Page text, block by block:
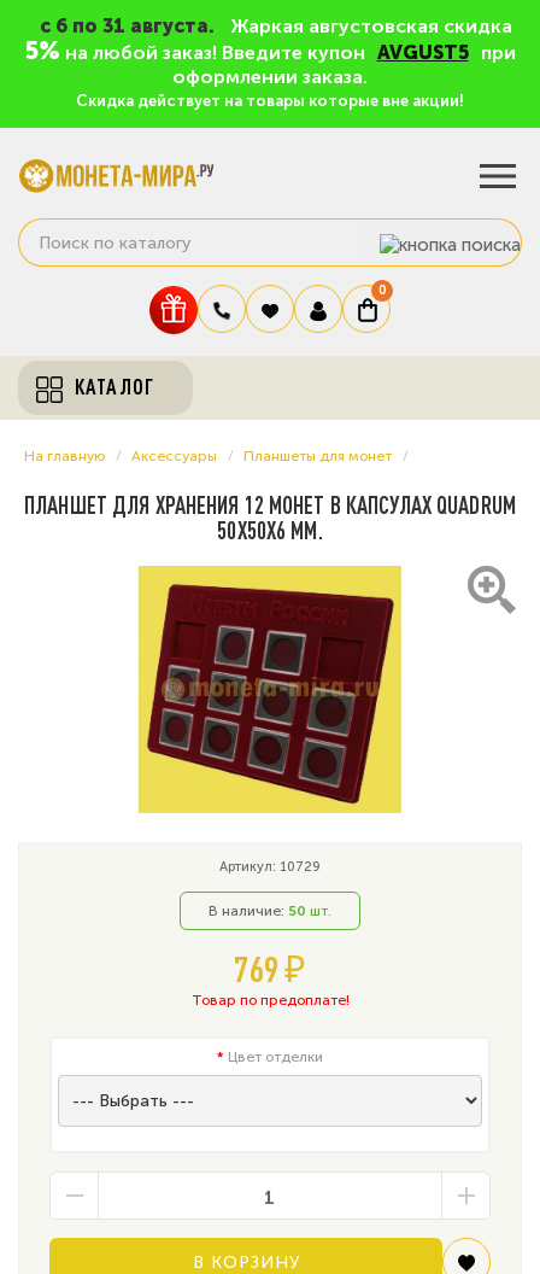
c 6 по 31 августа. Жаркая августовская скидка
5% на любой заказ! Введите купон AVGUST5
при
оформлении заказа.
Скидка действует на товары которые вне акции!
0
КАТАЛОГ
На главную Аксессуары Планшеты для монет
ПЛАНШЕТ ДЛЯ ХРАНЕНИЯ 12 МОНЕТ В КАПСУЛАХ QUADRUM
50Х50Х6 ММ.
Артикул: 10729
В наличие: 50 шт.
769 ₽
Товар по предоплате!
Цвет отделки
В КОРЗИНУ